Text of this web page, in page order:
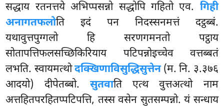
सद्धाय रतनत्तये अभिप्पसन्नो सद्धोपि गहितो एव. गिही
अनागतफलोति इदं पन निदस्सनमत्तं दट्ठब्बं.
यथावुत्तपुग्गलो हि सरणगमनतो पट्ठाय
सोतापत्तिफलसच्छिकिरियाय पटिपन्नोइच्चेव वत्तब्बतं
लभति. स्वायमत्थोदक्खिणाविसुद्धिसुत्तेन(म. नि. ३.३७६
आदयो) दीपेतब्बो. सुतवाति एत्थ वुत्तअत्थो नाम
अत्तहितपरहितप्पटिपत्ति, तस्स वसेन सुतसम्पन्नो. यं सन्धाय